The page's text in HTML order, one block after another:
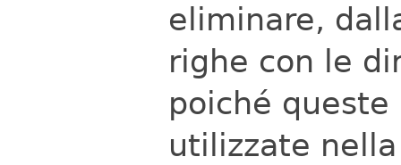
eliminare,
righe con le
poiché
utilizzate